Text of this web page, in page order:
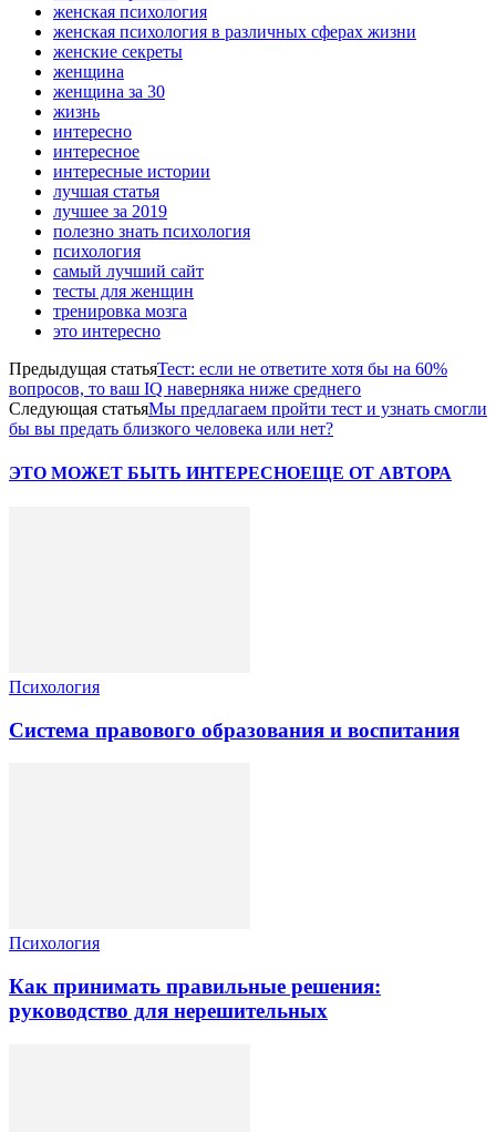
женская психология
женская психология в различных сферах жизни
женские секреты
женщина
женщина за 30
жизнь
интересно
интересное
интересные истории
лучшая статья
лучшее за 2019
полезно знать психология
психология
самый лучший сайт
тесты для женщин
тренировка мозга
это интересно
Предыдущая статьяТест: если не ответите хотя бы на 60%
вопросов, то ваш IQ наверняка ниже среднего
Следующая статьяМы предлагаем пройти тест и узнать смогли
бы вы предать близкого человека или нет?
ЭТО МОЖЕТ БЫТЬ ИНТЕРЕСНОЕЩЕ ОТ АВТОРА
Психология
Система правового образования и воспитания
Психология
Как принимать правильные решения:
руководство для нерешительных